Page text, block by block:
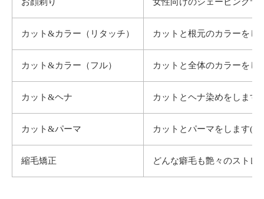
カット&カラー（リタッチ） カットと根元のカラーをし
カット&カラー（フル） カットと全体のカラーをし
カット&ヘナ カットとヘナ染めをします
カット&パーマ カットとパーマをします(
縮毛矯正 どんな癖毛も艶々のストレ